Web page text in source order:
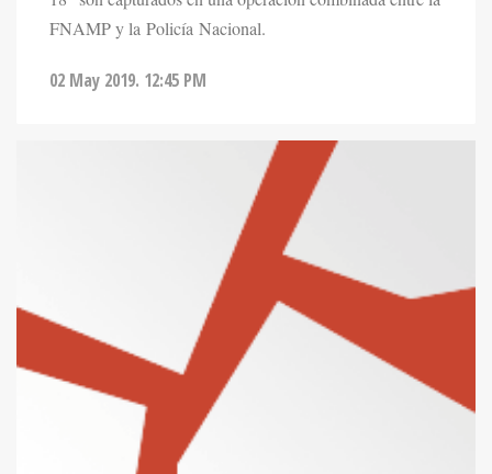
FNAMP y la Policía Nacional.
02 May 2019. 12:45 PM